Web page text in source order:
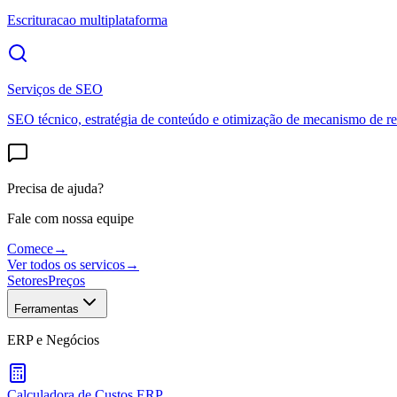
Escrituracao multiplataforma
Serviços de SEO
SEO técnico, estratégia de conteúdo e otimização de mecanismo de
Precisa de ajuda?
Fale com nossa equipe
Comece→
Ver todos os servicos→
SetoresPreços
Ferramentas
ERP e Negócios